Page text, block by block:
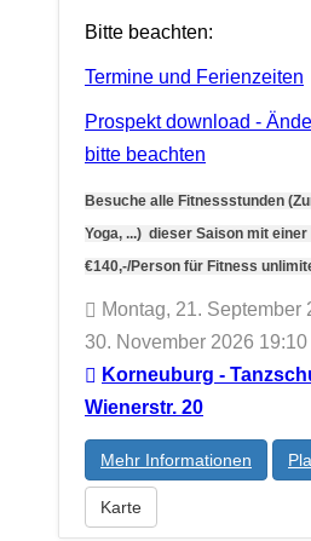
Bitte beachten:
Termine und Ferienzeiten
Prospekt download -
bitte beachten
Besuche alle Fitnessstunden
Yoga, ...) dieser Saison mit
€140,-/Person für Fitness
Montag, 21. September
30. November 2026 19:10
Korneuburg -
Wienerstr. 20
Mehr Informationen
Karte